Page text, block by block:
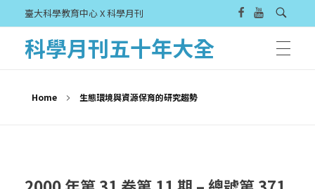
臺大科學教育中心 X 科學月刊
科學月刊五十年大全
Home 生態環境與資源保育的研究趨勢